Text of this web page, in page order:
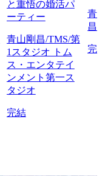
と重悟の婚活パ
ーティー
青山剛昌/TMS/第
1スタジオ トム
ス・エンタテイ
ンメント第一ス
タジオ
完結
青
昌
完